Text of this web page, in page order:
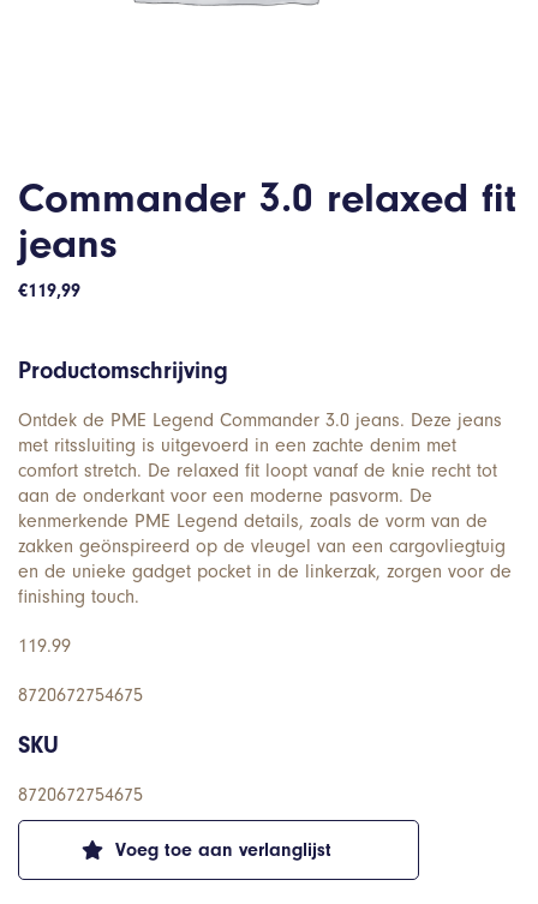
Commander 3.0 relaxed fit
jeans
€119,99
Voeg toe aan verlanglijst
Productomschrijving
Ontdek de PME Legend Commander 3.0 jeans. Deze jeans
met ritssluiting is uitgevoerd in een zachte denim met
comfort stretch. De relaxed fit loopt vanaf de knie recht tot
aan de onderkant voor een moderne pasvorm. De
kenmerkende PME Legend details, zoals de vorm van de
zakken geönspireerd op de vleugel van een cargovliegtuig
en de unieke gadget pocket in de linkerzak, zorgen voor de
finishing touch.
119.99
8720672754675
SKU
8720672754675